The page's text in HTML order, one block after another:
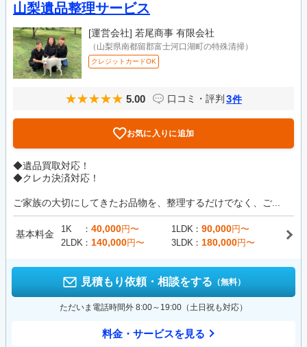
山梨遺品整理サービス
[運営会社] 若尾商事 有限会社
（山梨県南都留郡富士河口湖町の特殊清掃）
クレジットカードOK
5.00 口コミ・評判 3件
お気に入りに追加
◆遺品買取対応！
◆クレカ決済対応！
ご家族の大切にしてきたお品物を、整理するだけでなく、ご...
基本料金 1K 40,000円〜 1LDK 90,000円〜
2LDK
140,000円〜 3LDK 180,000円〜
見積もり依頼・相談をする （無料）
ただいま電話時間外 8:00～19:00（土日祝も対応）
料金・サービスを見る